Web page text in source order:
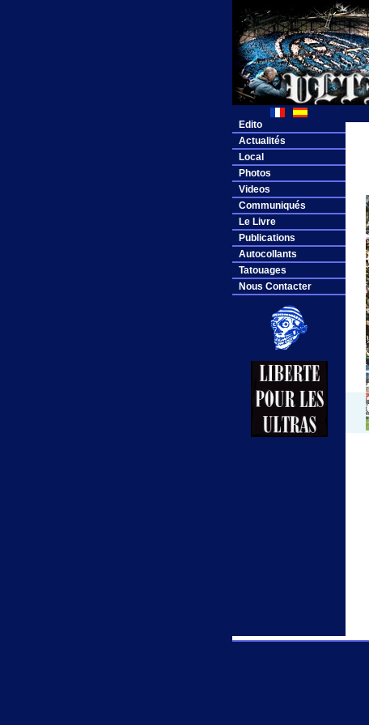
Edito
Actualités
Local
Photos
Videos
Communiqués
Le Livre
Publications
Autocollants
Tatouages
Nous Contacter